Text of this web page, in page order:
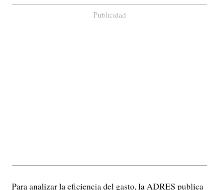
Publicidad
Para analizar la eficiencia del gasto, la ADRES publica